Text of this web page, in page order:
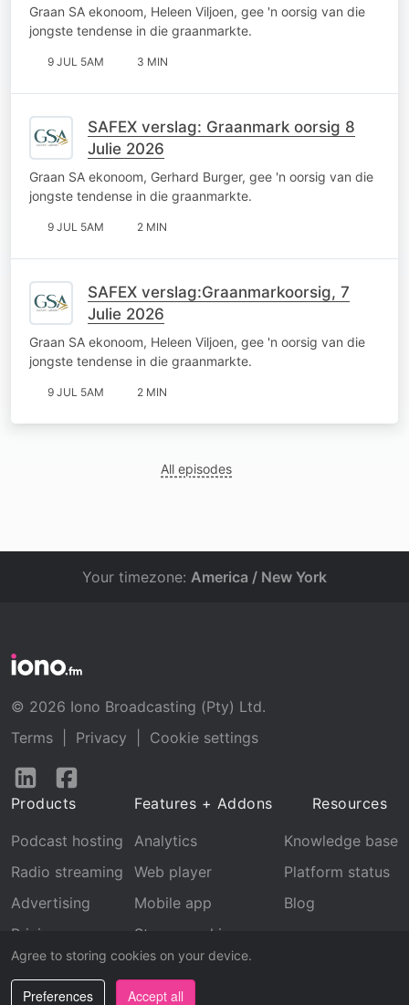
Graan SA ekonoom, Heleen Viljoen, gee 'n oorsig van die
jongste tendense in die graanmarkte.
9 JUL 5AM 3 MIN
SAFEX verslag: Graanmark oorsig 8
Julie 2026
Graan SA ekonoom, Gerhard Burger, gee 'n oorsig van die
jongste tendense in die graanmarkte.
9 JUL 5AM 2 MIN
SAFEX verslag:Graanmarkoorsig, 7
Julie 2026
Graan SA ekonoom, Heleen Viljoen, gee 'n oorsig van die
jongste tendense in die graanmarkte.
9 JUL 5AM 2 MIN
All episodes
Agree to storing cookies on your device.
Preferences Accept all
Your timezone: America / New York
© 2026 Iono Broadcasting (Pty) Ltd.
Terms
Privacy
Cookie settings
Follow
LinkedInFacebook
Products
Podcast hosting
Radio streaming
Advertising
Pricing
Features + Addons
Analytics
Web player
Mobile app
Stream archive
Recognition
Resources
Knowledge base
Platform status
Blog